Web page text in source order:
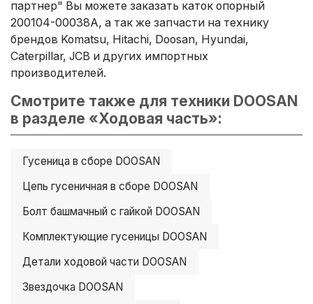
партнер" Вы можете заказать каток опорный
200104-00038A, а так же запчасти на технику
брендов Komatsu, Hitachi, Doosan, Hyundai,
Caterpillar, JCB и других импортных
производителей.
Смотрите также для техники DOOSAN
в разделе «Ходовая часть»:
Гусеница в сборе DOOSAN
Цепь гусеничная в сборе DOOSAN
Болт башмачный с гайкой DOOSAN
Комплектующие гусеницы DOOSAN
Детали ходовой части DOOSAN
Звездочка DOOSAN